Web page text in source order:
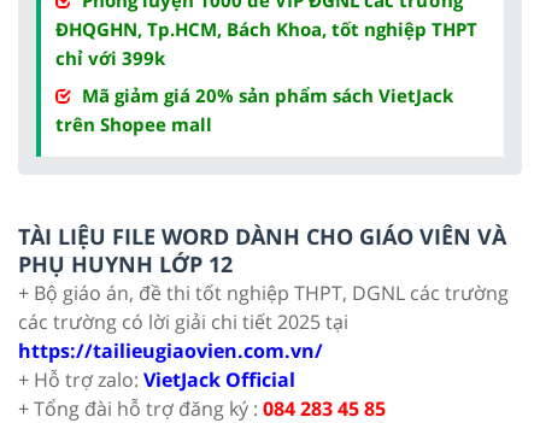
ĐHQGHN, Tp.HCM, Bách Khoa, tốt nghiệp THPT
chỉ với 399k
Mã giảm giá 20% sản phẩm sách VietJack
trên Shopee mall
TÀI LIỆU FILE WORD DÀNH CHO GIÁO VIÊN VÀ
PHỤ HUYNH LỚP 12
+ Bộ giáo án, đề thi tốt nghiệp THPT, DGNL các trường
các trường có lời giải chi tiết 2025 tại
https://tailieugiaovien.com.vn/
+ Hỗ trợ zalo: VietJack Official
+ Tổng đài hỗ trợ đăng ký : 084 283 45 85